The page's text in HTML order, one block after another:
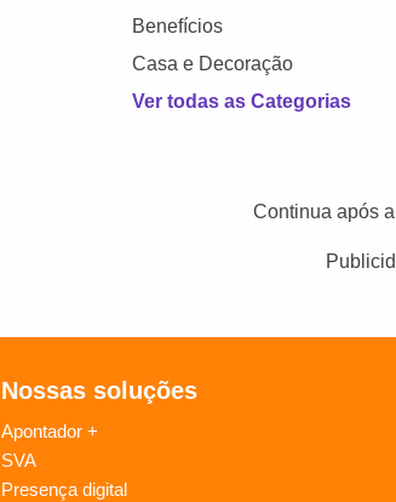
Benefícios
Casa e Decoração
Ver todas as Categorias
Continua após
Nossas soluções
Apontador +
SVA
Presença digital